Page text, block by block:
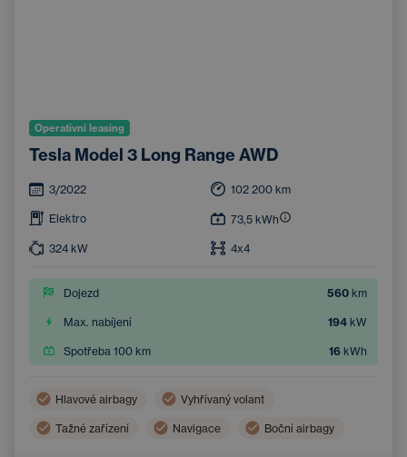
Operativní leasing
Tesla Model 3 Long Range AWD
3/2022 102 200 km
Elektro 73,5 kWh
324 kW 4x4
Dojezd 560 km
Max. nabíjení 194 kW
Spotřeba 100 km 16 kWh
Hlavové airbagy Vyhřívaný volant
Tažné zařízení Navigace Boční airbagy